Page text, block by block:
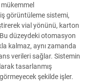
görüntüleme sistemi,
vial yönünü, karton
düzeydeki otomasyon
kalmaz, aynı zamanda
verileri sağlar. Sistemin
tasarlanmış
şekilde işler.